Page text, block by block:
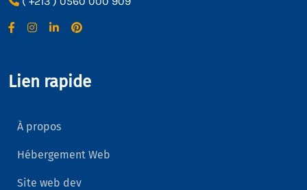
Lien rapide
À propos
Hébergement Web
Site web dev